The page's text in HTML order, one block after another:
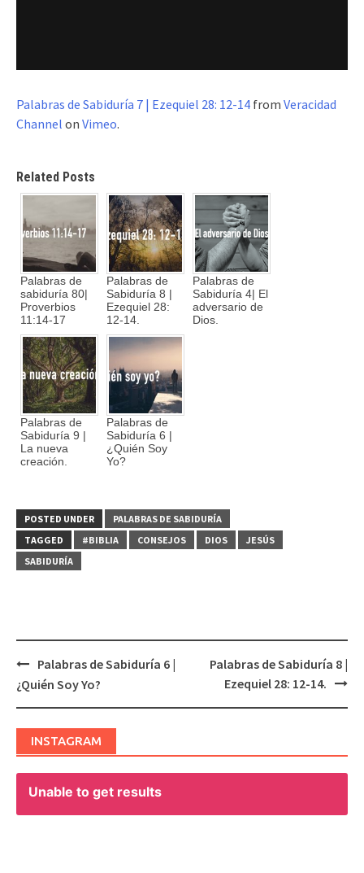
Palabras de Sabiduría 7 | Ezequiel 28: 12-14 from Veracidad
Channel on Vimeo.
Related Posts
Palabras de
sabiduría 80|
Proverbios
11:14-17
Palabras de
Sabiduría 8 |
Ezequiel 28:
12-14.
Palabras de
Sabiduría 4| El
adversario de
Dios.
Palabras de
Sabiduría 9 |
La nueva
creación.
Palabras de
Sabiduría 6 |
¿Quién Soy
Yo?
POSTED UNDER
PALABRAS DE SABIDURÍA
TAGGED
#BIBLIA CONSEJOS DIOS
JESÚS
SABIDURÍA
Post
navigation
Palabras de Sabiduría 6 |
¿Quién Soy Yo?
Palabras de Sabiduría 8 |
Ezequiel 28: 12-14.
INSTAGRAM
Unable to get results